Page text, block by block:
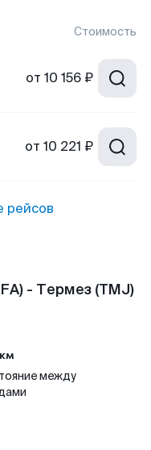
Стоимость
от 10 156 ₽
от 10 221 ₽
рейсов
- Термез (TMJ)
между